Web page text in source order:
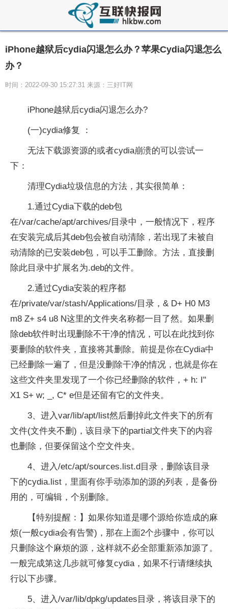
iPhone越狱后cydia闪退怎么办？苹果Cydia闪退怎么
办？
时间：2022-09-30 15:27:31 来源：三好IT网
iPhone越狱后cydia闪退怎么办?
(一)cydia修复 ：
无法下载源资源的或者cydia崩溃的可以尝试一
下：
清理Cydia垃圾信息的方法，其实很简单：
1.通过Cydia下载的deb包
在/var/cache/apt/archives/目录中，一般情况下，程序
在安装完成后其deb包会被自动清除，若出现了未被自
动清除的已安装deb包，可以手工删除。方法，直接删
除此目录中扩展名为.deb的文件。
2.通过Cydia安装的程序都
在/private/var/stash/Applications/目录，& D+ H0 M3
m8 Z+ s4 u8 N这里的文件夹名称都一目了然。如果删
除deb软件时出现删除不干净的情况，可以在此找到你
要删除的软件夹，直接将其删除。前提是你在Cydia中
已经删除一遍了，但是没删除干净的情况，也就是你在
这些文件夹里发现了一个你已经删除的软件，+ h: I"
X1 S+ w; _, C* e但是还留有它的文件夹。
3、进入var/lib/apt/list然后删掉此文件夹下的所有
文件(文件夹不删)，该目录下的partial文件夹下的内容
也删除，但要保留这个空文件夹。
4、进入/etc/apt/sources.list.d目录，删除该目录
下的cydia.list，里面有你手动添加的源的列表，是备份
用的，可编辑，个别删除。
【特别提醒：】如果你知道是哪个源给你造成的麻
烦(一般cydia会有告警)，那在上面2个步骤中，你可以
只删除这个麻烦的源，这样就不必全部重新添加源了。
一般完成第这几步就可修复cydia，如果不行请继续执
行以下步骤。
5、进入/var/lib/dpkg/updates目录，将该目录下的